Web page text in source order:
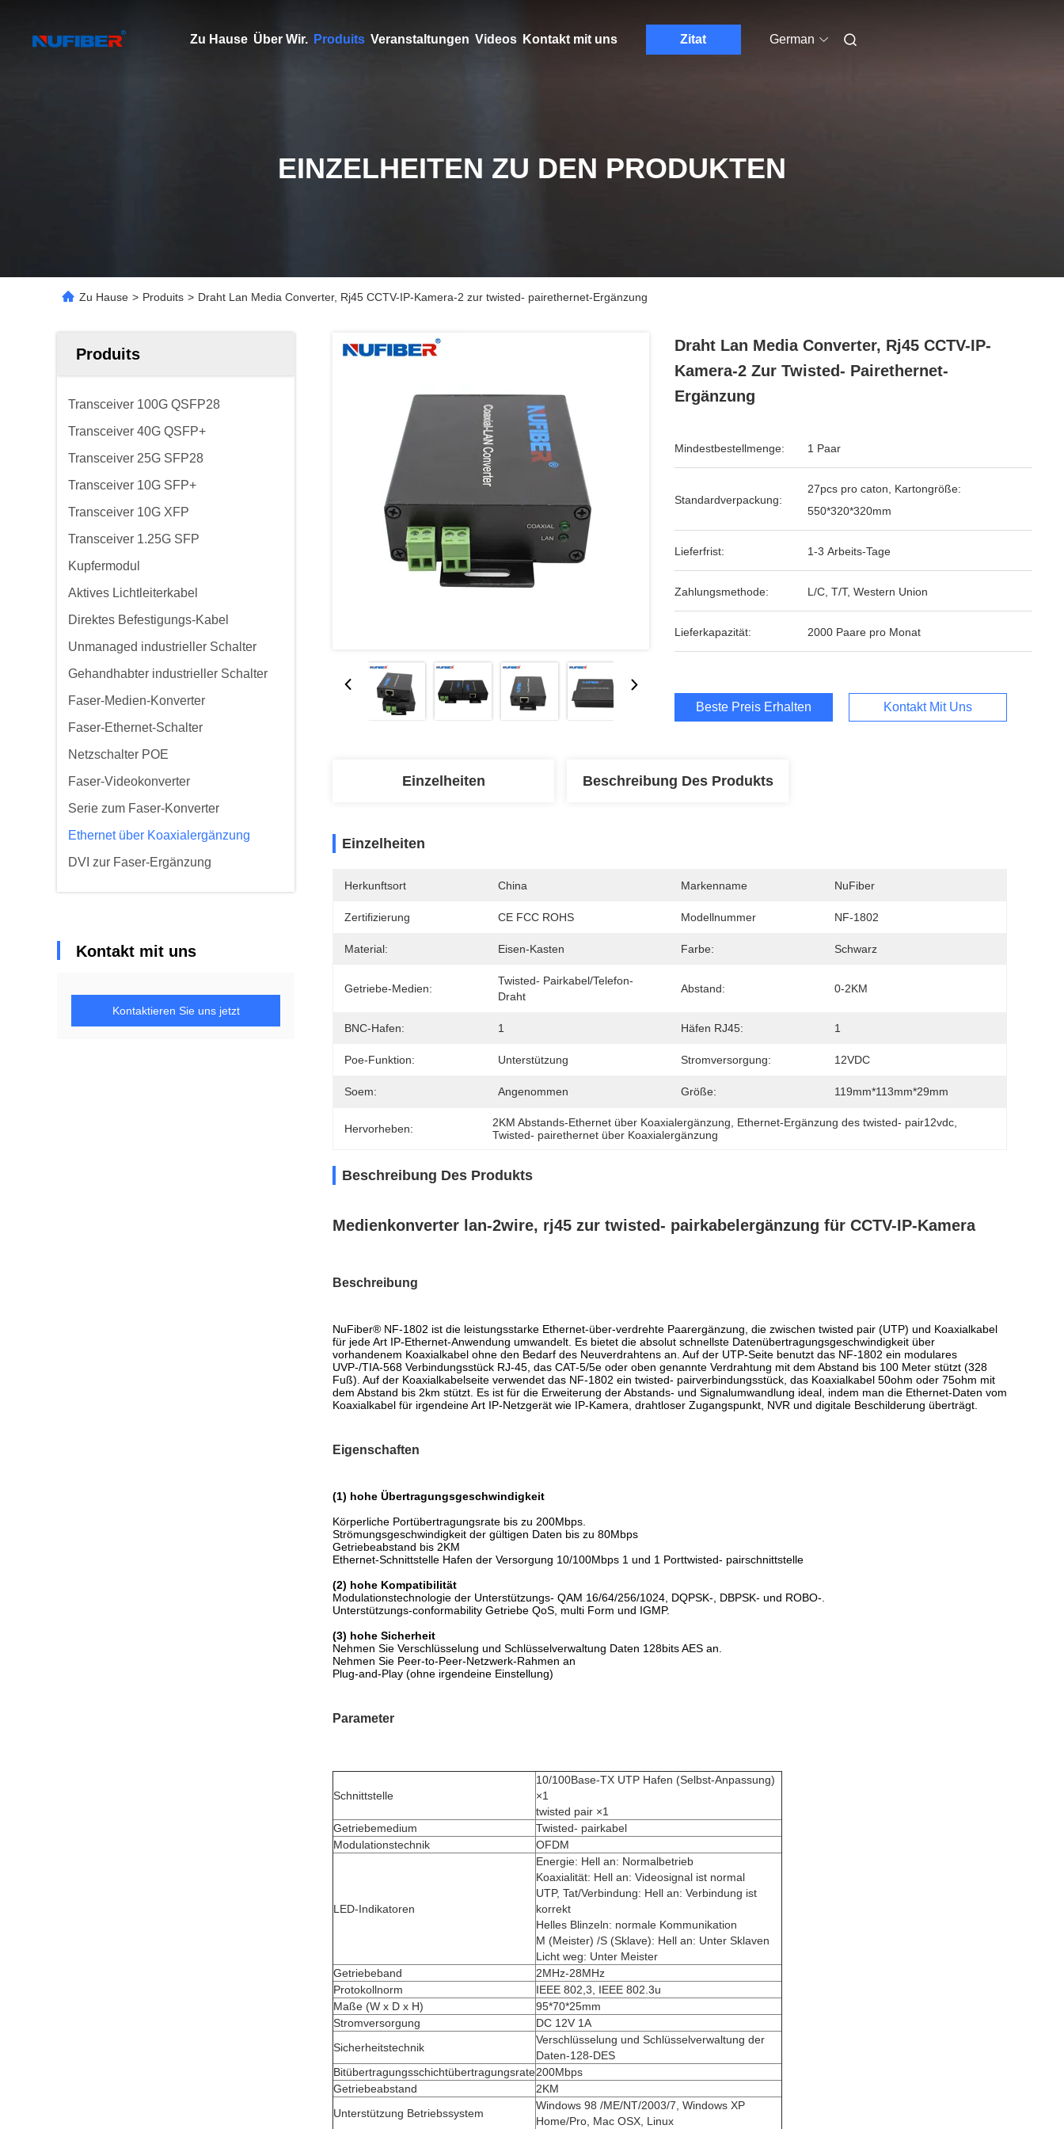
Zu Hause Über Wir. Produits Veranstaltungen Videos Kontakt mit uns Zitat German
EINZELHEITEN ZU DEN PRODUKTEN
Zu Hause > Produits > Draht Lan Media Converter, Rj45 CCTV-IP-Kamera-2 zur twisted- pairethernet-Ergänzung
Produits
Transceiver 100G QSFP28
Transceiver 40G QSFP+
Transceiver 25G SFP28
Transceiver 10G SFP+
Transceiver 10G XFP
Transceiver 1.25G SFP
Kupfermodul
Aktives Lichtleiterkabel
Direktes Befestigungs-Kabel
Unmanaged industrieller Schalter
Gehandhabter industrieller Schalter
Faser-Medien-Konverter
Faser-Ethernet-Schalter
Netzschalter POE
Faser-Videokonverter
Serie zum Faser-Konverter
Ethernet über Koaxialergänzung
DVI zur Faser-Ergänzung
Kontakt mit uns
Kontaktieren Sie uns jetzt
Draht Lan Media Converter, Rj45 CCTV-IP-
Kamera-2 Zur Twisted- Pairethernet-
Ergänzung
Mindestbestellmenge: 1 Paar
Standardverpackung:
27pcs pro caton, Kartongröße:
550*320*320mm
Lieferfrist: 1-3 Arbeits-Tage
Zahlungsmethode: L/C, T/T, Western Union
Lieferkapazität: 2000 Paare pro Monat
Beste Preis Erhalten Kontakt Mit Uns
Einzelheiten Beschreibung Des Produkts
Einzelheiten
Herkunftsort China Markenname NuFiber
Zertifizierung CE FCC ROHS Modellnummer NF-1802
Material: Eisen-Kasten Farbe: Schwarz
Getriebe-Medien:
Twisted- Pairkabel/Telefon-
Draht
Abstand: 0-2KM
BNC-Hafen: 1 Häfen RJ45: 1
Poe-Funktion: Unterstützung Stromversorgung: 12VDC
Soem: Angenommen Größe: 119mm*113mm*29mm
Hervorheben: 2KM Abstands-Ethernet über Koaxialergänzung Ethernet-Ergänzung des twisted- pair12vdc
Twisted- pairethernet über Koaxialergänzung
Beschreibung Des Produkts
Medienkonverter lan-2wire, rj45 zur twisted- pairkabelergänzung für CCTV-IP-Kamera
Beschreibung
NuFiber® NF-1802 ist die leistungsstarke Ethernet-über-verdrehte Paarergänzung, die zwischen twisted pair (UTP) und Koaxialkabel
für jede Art IP-Ethernet-Anwendung umwandelt. Es bietet die absolut schnellste Datenübertragungsgeschwindigkeit über
vorhandenem Koaxialkabel ohne den Bedarf des Neuverdrahtens an. Auf der UTP-Seite benutzt das NF-1802 ein modulares
UVP-/TIA-568 Verbindungsstück RJ-45, das CAT-5/5e oder oben genannte Verdrahtung mit dem Abstand bis 100 Meter stützt (328
Fuß). Auf der Koaxialkabelseite verwendet das NF-1802 ein twisted- pairverbindungsstück, das Koaxialkabel 50ohm oder 75ohm mit
dem Abstand bis 2km stützt. Es ist für die Erweiterung der Abstands- und Signalumwandlung ideal, indem man die Ethernet-Daten vom
Koaxialkabel für irgendeine Art IP-Netzgerät wie IP-Kamera, drahtloser Zugangspunkt, NVR und digitale Beschilderung überträgt.
Eigenschaften
(1) hohe Übertragungsgeschwindigkeit
Körperliche Portübertragungsrate bis zu 200Mbps.
Strömungsgeschwindigkeit der gültigen Daten bis zu 80Mbps
Getriebeabstand bis 2KM
Ethernet-Schnittstelle Hafen der Versorgung 10/100Mbps 1 und 1 Porttwisted- pairschnittstelle
(2) hohe Kompatibilität
Modulationstechnologie der Unterstützungs- QAM 16/64/256/1024, DQPSK-, DBPSK- und ROBO-.
Unterstützungs-conformability Getriebe QoS, multi Form und IGMP.
(3) hohe Sicherheit
Nehmen Sie Verschlüsselung und Schlüsselverwaltung Daten 128bits AES an.
Nehmen Sie Peer-to-Peer-Netzwerk-Rahmen an
Plug-and-Play (ohne irgendeine Einstellung)
Parameter
Schnittstelle
10/100Base-TX UTP Hafen (Selbst-Anpassung)
×1
twisted pair ×1
Getriebemedium
Twisted- pairkabel
Modulationstechnik
OFDM
LED-Indikatoren
Energie: Hell an: Normalbetrieb
Koaxialität: Hell an: Videosignal ist normal
UTP, Tat/Verbindung: Hell an: Verbindung ist
korrekt
Helles Blinzeln: normale Kommunikation
M (Meister) /S (Sklave): Hell an: Unter Sklaven
Licht weg: Unter Meister
Getriebeband
2MHz-28MHz
Protokollnorm
IEEE 802,3, IEEE 802.3u
Maße (W x D x H)
95*70*25mm
Stromversorgung
DC 12V 1A
Sicherheitstechnik
Verschlüsselung und Schlüsselverwaltung der
Daten-128-DES
Bitübertragungsschichtübertragungsrate200Mbps
Getriebeabstand
2KM
Unterstützung Betriebssystem
Windows 98 /ME/NT/2003/7, Windows XP
Home/Pro, Mac OSX, Linux